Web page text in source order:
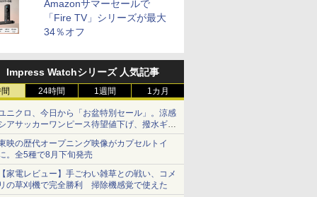
Amazonサマーセールで
「Fire TV」シリーズが最大
34％オフ
Impress Watchシリーズ 人気記事
24時間 1週間 1カ月
ニクロ、今日から「お盆特別セール」。涼感
アサッカーワンピース待望値下げ、撥水ギア
ョーツは1990円に
映の歴代オープニング映像がカプセルトイ
。全5種で8月下旬発売
家電レビュー】手ごわい雑草との戦い、コメ
の草刈機で完全勝利 掃除機感覚で使えた